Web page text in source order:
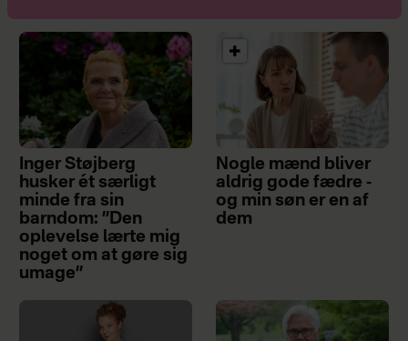
Inger Støjberg
husker ét særligt
minde fra sin
barndom: ”Den
oplevelse lærte mig
noget om at gøre sig
umage”
Nogle mænd bliver
aldrig gode fædre -
og min søn er en af
dem